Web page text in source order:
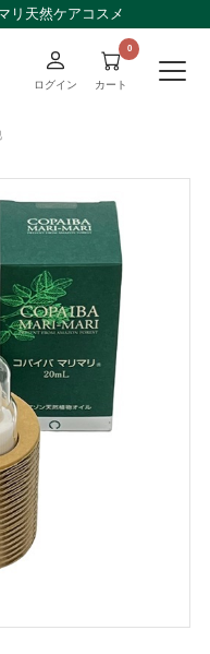
リ天然ケアコスメ
ログイン カート